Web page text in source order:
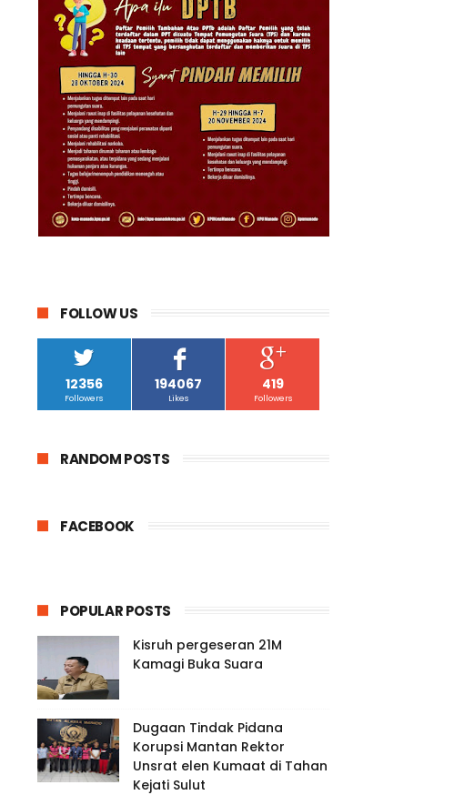
FOLLOW US
12356
Followers
194067
Likes
419
Followers
RANDOM POSTS
FACEBOOK
POPULAR POSTS
Kisruh pergeseran 21M
Kamagi Buka Suara
Dugaan Tindak Pidana
Korupsi Mantan Rektor
Unsrat elen Kumaat di Tahan
Kejati Sulut